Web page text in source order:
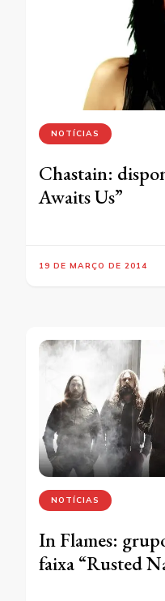
NOTÍCIAS
Chastain:
Awaits Us”
19 DE MARÇO DE 2014
NOTÍCIAS
In Flames:
faixa “Rusted